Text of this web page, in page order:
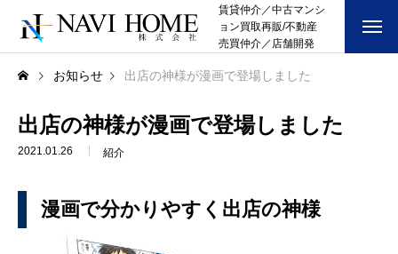
賃貸仲介／中古マンシ
ョン買取再販/不動産
売買仲介／店舗開発
お知らせ 出店の神様が漫画で登場しました
出店の神様が漫画で登場しました
2021.01.26 紹介
漫画で分かりやすく出店の神様